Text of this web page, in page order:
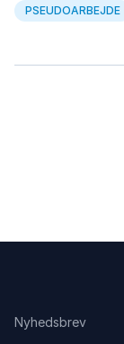
PSEUDOARBEJDE
Nyhedsbrev